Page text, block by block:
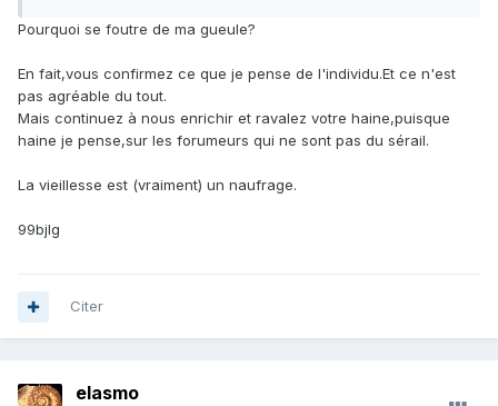
Pourquoi se foutre de ma gueule?
En fait,vous confirmez ce que je pense de l'individu.Et ce n'est
pas agréable du tout.
Mais continuez à nous enrichir et ravalez votre haine,puisque
haine je pense,sur les forumeurs qui ne sont pas du sérail.
La vieillesse est (vraiment) un naufrage.
99bjlg
Citer
elasmo